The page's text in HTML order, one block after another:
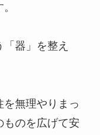
器」を整え
無理やりまっ
ものを広げて安